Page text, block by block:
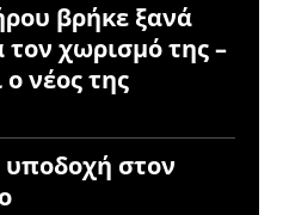
βρήκε ξανά
τον χωρισμό της –
ο νέος της
στον